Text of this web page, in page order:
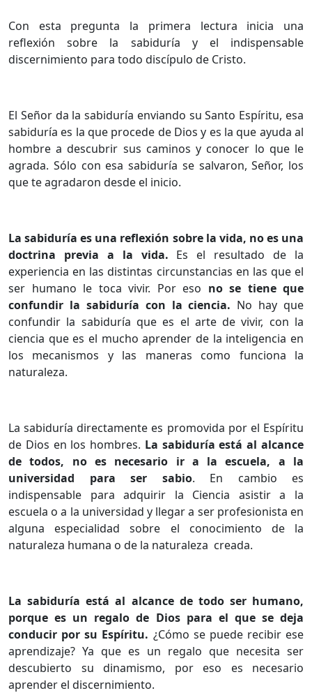
Con esta pregunta la primera lectura inicia una
reflexión sobre la sabiduría y el indispensable
discernimiento para todo discípulo de Cristo.
El Señor da la sabiduría enviando su Santo Espíritu, esa
sabiduría es la que procede de Dios y es la que ayuda al
hombre a descubrir sus caminos y conocer lo que le
agrada. Sólo con esa sabiduría se salvaron, Señor, los
que te agradaron desde el inicio.
La sabiduría es una reflexión sobre la vida, no es una
doctrina previa a la vida. Es el resultado de la
experiencia en las distintas circunstancias en las que el
ser humano le toca vivir. Por eso no se tiene que
confundir la sabiduría con la ciencia. No hay que
confundir la sabiduría que es el arte de vivir, con la
ciencia que es el mucho aprender de la inteligencia en
los mecanismos y las maneras como funciona la
naturaleza.
La sabiduría directamente es promovida por el Espíritu
de Dios en los hombres. La sabiduría está al alcance
de todos, no es necesario ir a la escuela, a la
universidad para ser sabio. En cambio es
indispensable para adquirir la Ciencia asistir a la
escuela o a la universidad y llegar a ser profesionista en
alguna especialidad sobre el conocimiento de la
naturaleza humana o de la naturaleza creada.
La sabiduría está al alcance de todo ser humano,
porque es un regalo de Dios para el que se deja
conducir por su Espíritu. ¿Cómo se puede recibir ese
aprendizaje? Ya que es un regalo que necesita ser
descubierto su dinamismo, por eso es necesario
aprender el discernimiento.